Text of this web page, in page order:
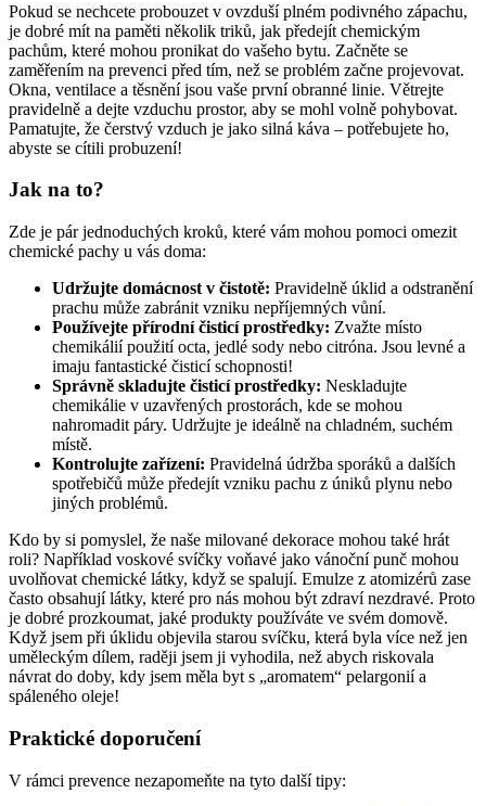
Pokud se nechcete probouzet v ovzduší plném podivného zápachu,
je dobré mít na paměti několik triků, jak předejít chemickým
pachům, které mohou pronikat do vašeho bytu. Začněte se
zaměřením na prevenci před tím, než se problém začne projevovat.
Okna, ventilace a těsnění jsou vaše první obranné linie. Větrejte
pravidelně a dejte vzduchu prostor, aby se mohl volně pohybovat.
Pamatujte, že čerstvý vzduch je jako silná káva – potřebujete ho,
abyste se cítili probuzení!
Jak na to?
Zde je pár jednoduchých kroků, které vám mohou pomoci omezit
chemické pachy u vás doma:
Udržujte domácnost v čistotě: Pravidelně úklid a odstranění
prachu může zabránit vzniku nepříjemných vůní.
Používejte přírodní čisticí prostředky: Zvažte místo
chemikálií použití octa, jedlé sody nebo citróna. Jsou levné a
imaju fantastické čisticí schopnosti!
Správně skladujte čisticí prostředky: Neskladujte
chemikálie v uzavřených prostorách, kde se mohou
nahromadit páry. Udržujte je ideálně na chladném, suchém
místě.
Kontrolujte zařízení: Pravidelná údržba sporáků a dalších
spotřebičů může předejít vzniku pachu z úniků plynu nebo
jiných problémů.
Kdo by si pomyslel, že naše milované dekorace mohou také hrát
roli? Například voskové svíčky voňavé jako vánoční punč mohou
uvolňovat chemické látky, když se spalují. Emulze z atomizérů zase
často obsahují látky, které pro nás mohou být zdraví nezdravé. Proto
je dobré prozkoumat, jaké produkty používáte ve svém domově.
Když jsem při úklidu objevila starou svíčku, která byla více než jen
uměleckým dílem, raději jsem ji vyhodila, než abych riskovala
návrat do doby, kdy jsem měla byt s „aromatem“ pelargonií a
spáleného oleje!
Praktické doporučení
V rámci prevence nezapomeňte na tyto další tipy: